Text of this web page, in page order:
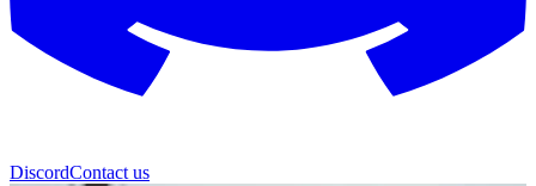
DiscordContact us